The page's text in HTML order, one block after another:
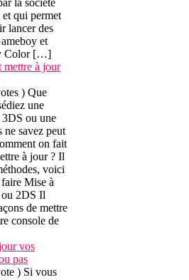
la société
qui permet
lancer des
et
Color […]
mettre à jour
) Que
une
ou une
ne savez peut
on fait
à jour ? Il
voici
Mise à
2DS Il
de mettre
console de
vos
pas
) Si vous